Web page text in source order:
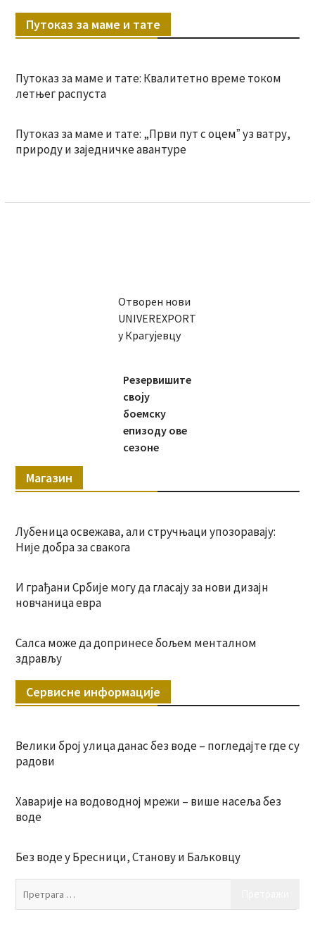
Путоказ за маме и тате
Путоказ за маме и тате: Квалитетно време током
летњег распуста
Путоказ за маме и тате: „Први пут с оцемˮ уз ватру,
природу и заједничке авантуре
Отворен нови
UNIVEREXPORT
у Крагујевцу
Резервишите
своју
боемску
епизоду ове
сезоне
Магазин
Лубеница освежава, али стручњаци упозоравају:
Није добра за свакога
И грађани Србије могу да гласају за нови дизајн
новчаница евра
Салса може да допринесе бољем менталном
здрављу
Сервисне информације
Велики број улица данас без воде – погледајте где су
радови
Хаварије на водоводној мрежи – више насеља без
воде
Без воде у Бресници, Станову и Баљковцу